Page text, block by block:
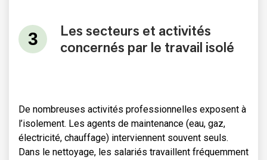
Les secteurs et activités
concernés par le travail isolé
De nombreuses activités professionnelles exposent à
l’isolement. Les agents de maintenance (eau, gaz,
électricité, chauffage) interviennent souvent seuls.
Dans le nettoyage, les salariés travaillent fréquemment